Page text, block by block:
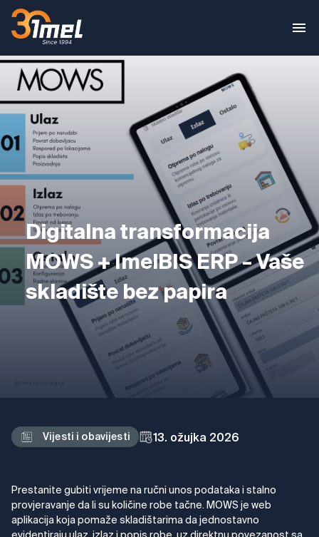
Digitalna transformacija
MOWS + ImelBIS ERP – Vaše
skladište bez papira
Vijesti i obavijesti 13. ožujka 2026
Prestanite gubiti vrijeme na ručni unos podataka i stalno
provjeravanje da li su količine robe tačne. MOWS je web
aplikacija koja pomaže skladištarima da jednostavno